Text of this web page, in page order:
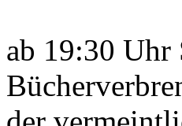
ab 19:30 Uhr